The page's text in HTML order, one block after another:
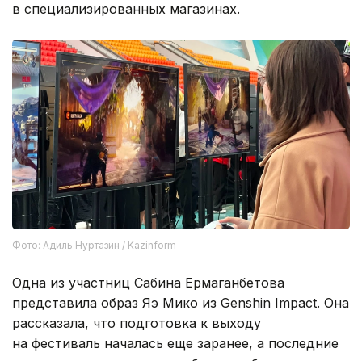
в специализированных магазинах.
Фото: Адиль Нуртазин / Kazinform
Одна из участниц Сабина Ермаганбетова
представила образ Яэ Мико из Genshin Impact. Она
рассказала, что подготовка к выходу
на фестиваль началась еще заранее, а последние